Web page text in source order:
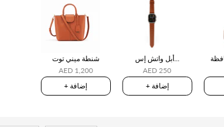
شنطة ميني توت
AED 1,200
+ إضافة
أبل واتش إس...
AED 250
+ إضافة